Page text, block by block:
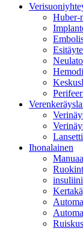
Huber-
Lansetti
Ihonalainen